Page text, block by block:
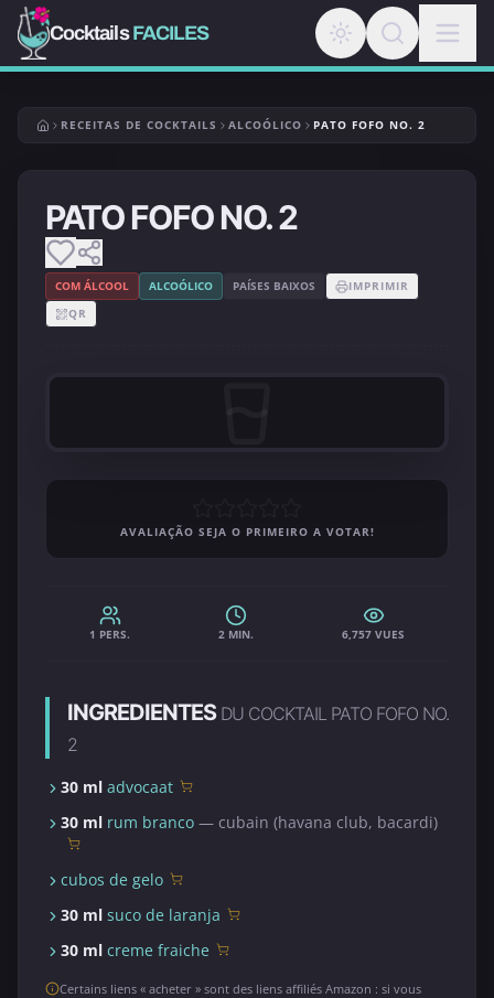
CocktailsFACILES
RECEITAS DE COCKTAILS ALCOÓLICO PATO FOFO NO. 2
PATO FOFO NO. 2
COM ÁLCOOL ALCOÓLICO PAÍSES BAIXOS
IMPRIMIR
QR
AVALIAÇÃO SEJA O PRIMEIRO A VOTAR!
1 PERS. 2 MIN. 6,757 VUES
INGREDIENTES DU COCKTAIL PATO FOFO NO.
2
30 ml advocaat
30 ml rum branco — cubain (havana club, bacardi)
cubos de gelo
30 ml suco de laranja
30 ml creme fraiche
Certains liens « acheter » sont des liens affiliés Amazon : si vous